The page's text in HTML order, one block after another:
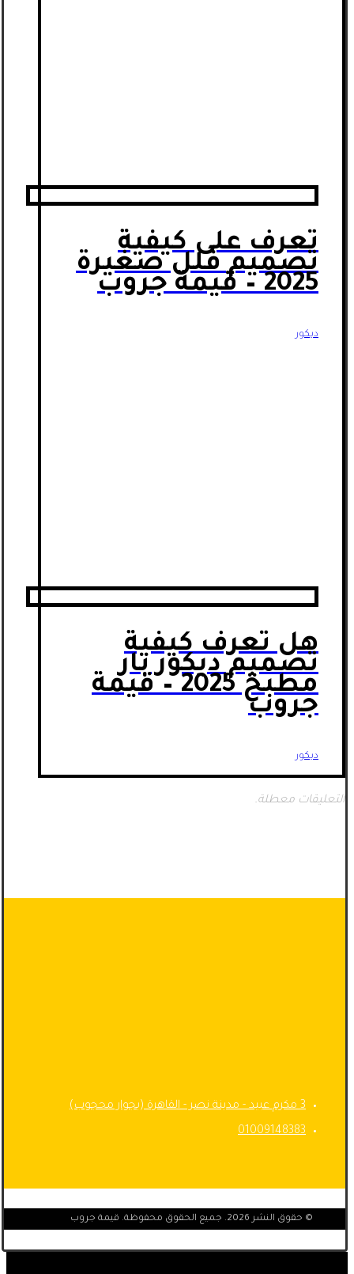
تعرف على كيفية
تصميم فلل صغيرة
2025 – قيمة جروب
ديكور
هل تعرف كيفية
تصميم ديكور بار
مطبخ 2025 – قيمة
جروب
ديكور
التعليقات معطلة.
3 مكرم عبيد - مدينة نصر - القاهرة (بجوار محجوب)
01009148383
© حقوق النشر 2026. جميع الحقوق محفوظة. قيمة جروب